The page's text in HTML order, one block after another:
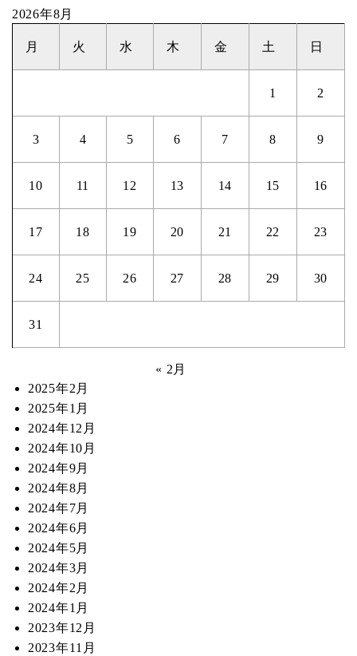
2026年8月
月 火 水 木 金 土 日
1 2
3 4 5 6 7 8 9
10 11 12 13 14 15 16
17 18 19 20 21 22 23
24 25 26 27 28 29 30
31
« 2月
2025年2月
2025年1月
2024年12月
2024年10月
2024年9月
2024年8月
2024年7月
2024年6月
2024年5月
2024年3月
2024年2月
2024年1月
2023年12月
2023年11月